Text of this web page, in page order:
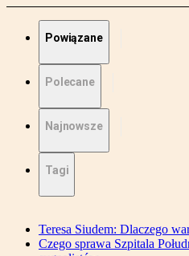
Powiązane
Polecane
Najnowsze
Tagi
Teresa Siudem: Dlaczego
Czego sprawa Szpitala